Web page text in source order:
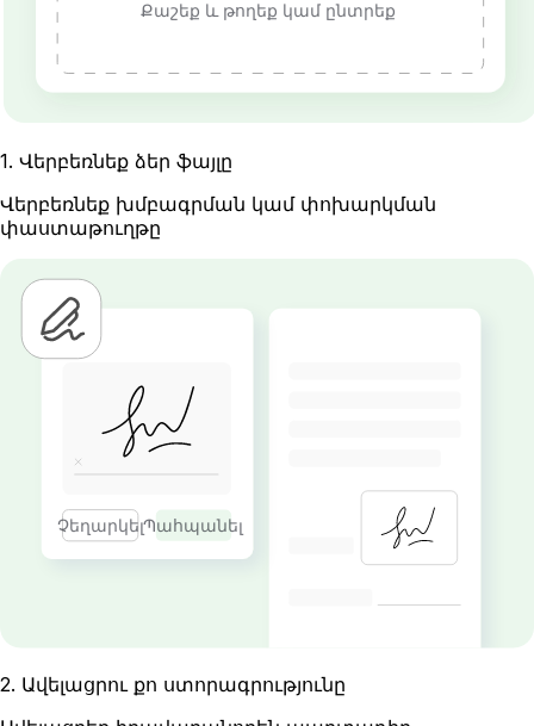
Քաշեք և թողեք կամ ընտրեք
1. Վերբեռնեք ձեր ֆայլը
Վերբեռնեք խմբագրման կամ փոխարկման
փաստաթուղթը
ՉեղարկելՊահպանել
2. Ավելացրու քո ստորագրությունը